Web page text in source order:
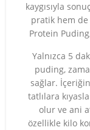
kaygısıyla
pratik hem
Protein
Yalnızca 5
puding,
sağlar.
tatlılara
olur ve ani
özellikle kilo